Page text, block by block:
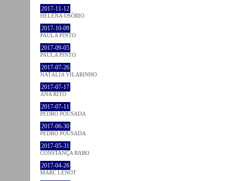
2017-11-12
HELENA OSÓRIO
2017-10-09
PAULA PINTO
2017-09-05
PAULA PINTO
2017-07-26
NATÁLIA VILARINHO
2017-07-17
ANA RITO
2017-07-11
PEDRO POUSADA
2017-06-30
PEDRO POUSADA
2017-05-31
CONSTANÇA BABO
2017-04-26
MARC LENOT